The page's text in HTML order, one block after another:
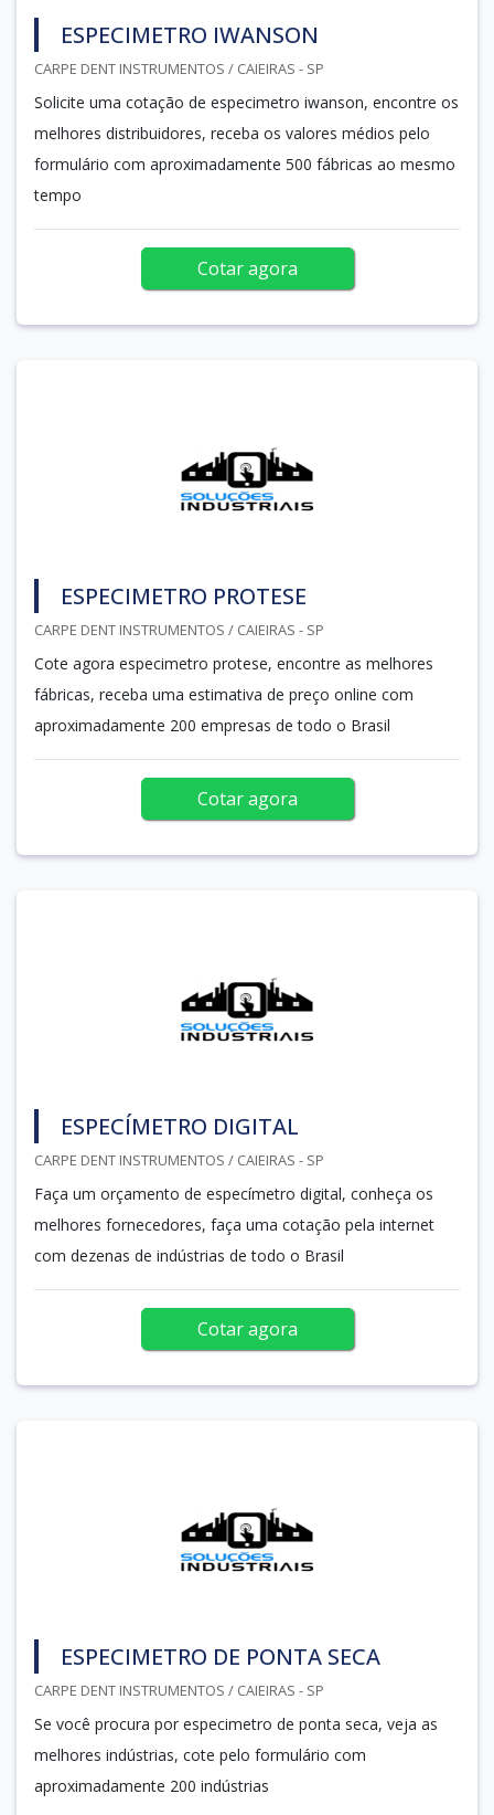
ESPECIMETRO IWANSON
CARPE DENT INSTRUMENTOS / CAIEIRAS - SP
Solicite uma cotação de especimetro iwanson, encontre os
melhores distribuidores, receba os valores médios pelo
formulário com aproximadamente 500 fábricas ao mesmo
tempo
Cotar agora
ESPECIMETRO PROTESE
CARPE DENT INSTRUMENTOS / CAIEIRAS - SP
Cote agora especimetro protese, encontre as melhores
fábricas, receba uma estimativa de preço online com
aproximadamente 200 empresas de todo o Brasil
Cotar agora
ESPECÍMETRO DIGITAL
CARPE DENT INSTRUMENTOS / CAIEIRAS - SP
Faça um orçamento de especímetro digital, conheça os
melhores fornecedores, faça uma cotação pela internet
com dezenas de indústrias de todo o Brasil
Cotar agora
ESPECIMETRO DE PONTA SECA
CARPE DENT INSTRUMENTOS / CAIEIRAS - SP
Se você procura por especimetro de ponta seca, veja as
melhores indústrias, cote pelo formulário com
aproximadamente 200 indústrias